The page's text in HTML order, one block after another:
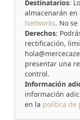
Destinatarios:
almacenarán
Networks. No
Derechos:
rectificación,
presentar una
control.
Información
información
en la política de